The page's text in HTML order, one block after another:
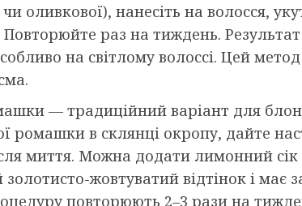
чи оливкової), нанесіть на волосся,
Повторюйте раз на тиждень.
на світлому волоссі. Цей
— традиційний варіант для
ромашки в склянці окропу, дайте
миття. Можна додати лимонний
золотисто-жовтуватий відтінок і має
повторюють 2–3 рази на